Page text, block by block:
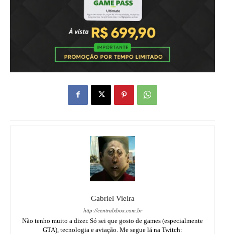
Gabriel Vieira
http://centralxbox.com.br
Não tenho muito a dizer. Só sei que gosto de games (especialmente
GTA), tecnologia e aviação. Me segue lá na Twitch: